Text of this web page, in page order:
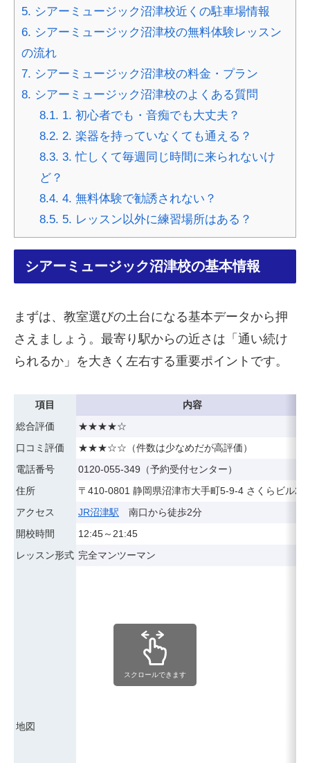
5. シアーミュージック沼津校近くの駐車場情報
6. シアーミュージック沼津校の無料体験レッスン
の流れ
7. シアーミュージック沼津校の料金・プラン
8. シアーミュージック沼津校のよくある質問
8.1. 1. 初心者でも・音痴でも大丈夫？
8.2. 2. 楽器を持っていなくても通える？
8.3. 3. 忙しくて毎週同じ時間に来られないけ
ど？
8.4. 4. 無料体験で勧誘されない？
8.5. 5. レッスン以外に練習場所はある？
シアーミュージック沼津校の基本情報
まずは、教室選びの土台になる基本データから押
さえましょう。最寄り駅からの近さは「通い続け
られるか」を大きく左右する重要ポイントです。
項目
内容
総合評価
★★★★☆
口コミ評価
★★★☆☆（件数は少なめだが高評価）
電話番号
0120-055-349（予約受付センター）
住所
〒410-0801 静岡県沼津市大手町5-9-4 さくらビル2F
アクセス
JR沼津駅 南口から徒歩2分
開校時間
12:45～21:45
レッスン形式 完全マンツーマン
地図
スクロールできます